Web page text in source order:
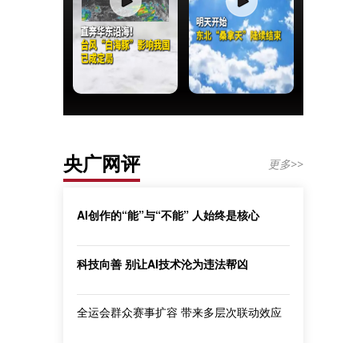
央广网评 更多>>
AI创作的“能”与“不能” 人始终是核心
科技向善 别让AI技术沦为违法帮凶
全运会群众赛事扩容 带来多层次联动效应